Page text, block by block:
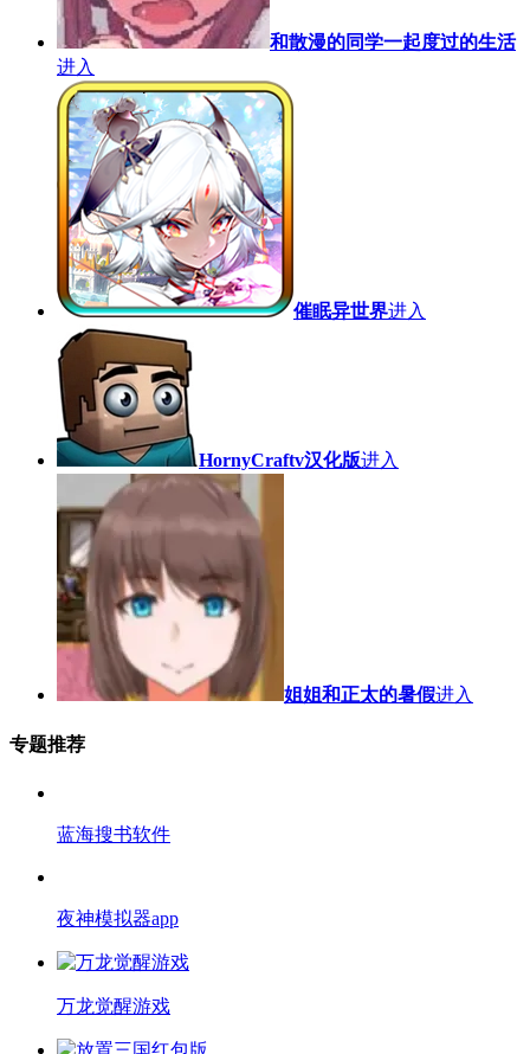
和散漫的同学一起度过的生活
进入
催眠异世界进入
HornyCraftv汉化版进入
姐姐和正太的暑假进入
专题推荐
蓝海搜书软件
夜神模拟器app
万龙觉醒游戏